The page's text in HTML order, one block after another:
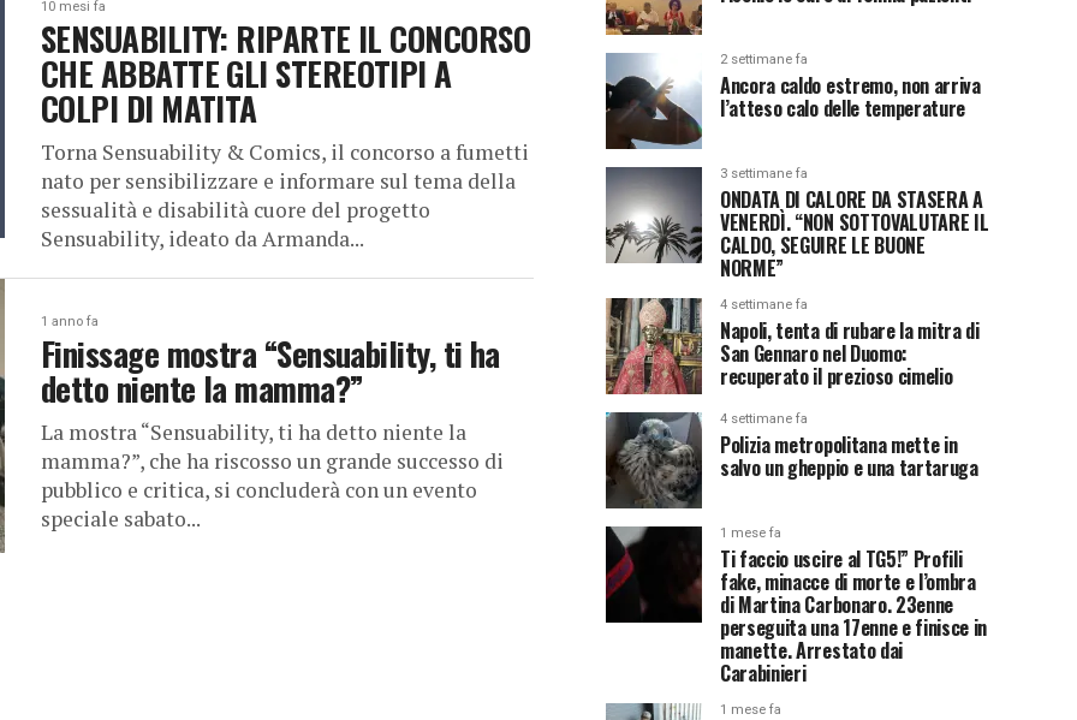
10 mesi fa
SENSUABILITY: RIPARTE IL CONCORSO
CHE ABBATTE GLI STEREOTIPI A
COLPI DI MATITA
Torna Sensuability & Comics, il concorso a fumetti
nato per sensibilizzare e informare sul tema della
sessualità e disabilità cuore del progetto
Sensuability, ideato da Armanda...
1 anno fa
Finissage mostra “Sensuability, ti ha
detto niente la mamma?”
La mostra “Sensuability, ti ha detto niente la
mamma?”, che ha riscosso un grande successo di
pubblico e critica, si concluderà con un evento
speciale sabato...
2 settimane fa
Ancora caldo estremo, non arriva
l’atteso calo delle temperature
3 settimane fa
ONDATA DI CALORE DA STASERA A
VENERDÌ. “NON SOTTOVALUTARE IL
CALDO, SEGUIRE LE BUONE
NORME”
4 settimane fa
Napoli, tenta di rubare la mitra di
San Gennaro nel Duomo:
recuperato il prezioso cimelio
4 settimane fa
Polizia metropolitana mette in
salvo un gheppio e una tartaruga
1 mese fa
Ti faccio uscire al TG5!” Profili
fake, minacce di morte e l’ombra
di Martina Carbonaro. 23enne
perseguita una 17enne e finisce in
manette. Arrestato dai
Carabinieri
1 mese fa